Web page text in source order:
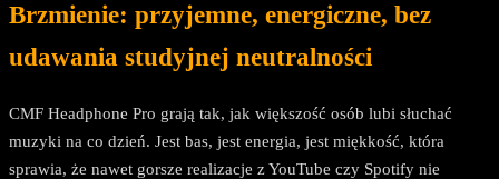
Brzmienie: przyjemne, energiczne, bez
udawania studyjnej neutralności
CMF Headphone Pro grają tak, jak większość osób lubi słuchać
muzyki na co dzień. Jest bas, jest energia, jest miękkość, która
sprawia, że nawet gorsze realizacje z YouTube czy Spotify nie